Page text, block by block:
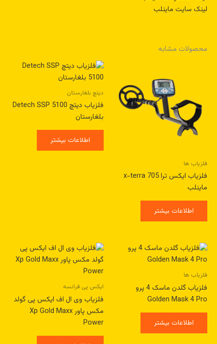
لینک سایت ماینلب
محصولات مشابه
فلزیاب ها
فلزیاب ایکس ترا x-terra 705
ماینلب
اطلاعات بیشتر
دیتچ بلغارستان
فلزیاب دیتچ Detech SSP 5100
بلغارستان
اطلاعات بیشتر
فلزیاب ها
فلزیاب گلدن ماسک 4 پرو
Golden Mask 4 Pro
اطلاعات بیشتر
ایکس پی فرانسه
فلزیاب وی ال اف ایکس پی گولد
مکس پاور Xp Gold Maxx
Power